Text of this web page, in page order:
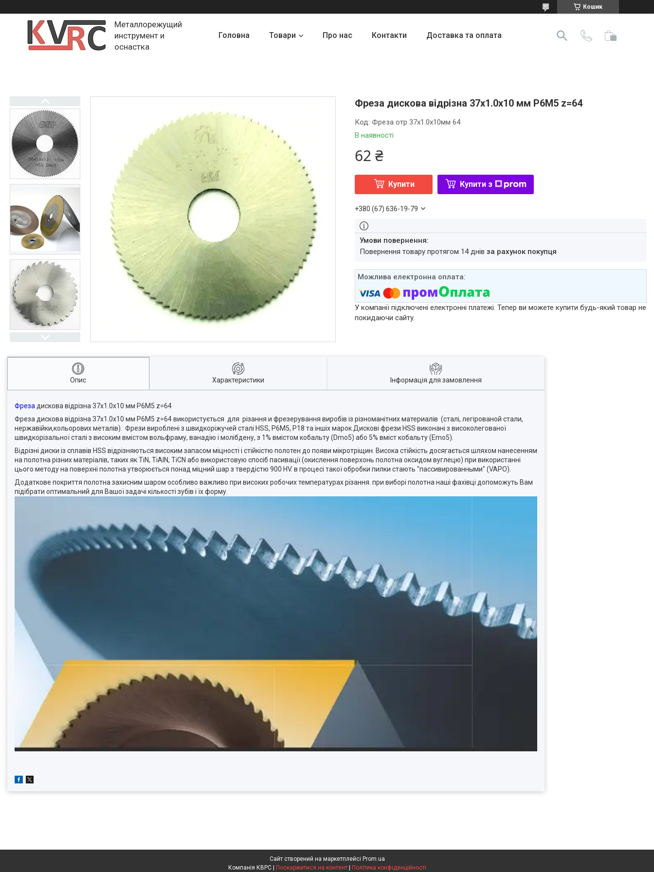
Кошик
Металлорежущий
инструмент и
оснастка
Головна Товари Про нас Контакти Доставка та оплата
Фреза дискова відрізна 37х1.0x10 мм Р6M5 z=64
В наявності
Код:Фреза отр 37х1.0x10мм 64
62 ₴
Купити Купити з
+380 (67) 636-19-79
повернення товару протягом 14 днівза рахунок покупця
У компанії підключені електронні платежі. Тепер ви можете купити будь-який товар не
покидаючи сайту.
Опис Характеристики Інформація для замовлення
Фреза дискова відрізна 37х1.0x10 мм Р6M5 z=64
Фреза дискова відрізна 37х1.0x10 мм Р6M5 z=64 використується для різання и фрезерування виробів із різноманітних материалів (сталі, легірованой стали,
нержавійки,кольорових металів). Фрези вироблені з швидкоріжучей сталі HSS, Р6М5, Р18 та іншіх марок.Дискові фрези HSS виконані з високолегованої
швидкорізальної сталі з високим вмістом вольфраму, ванадію і молібдену, з 1% вмістом кобальту (Dmo5) або 5% вміст кобальту (Emo5).
Відрізні диски із сплавів HSS відрізняються високим запасом міцності і стійкістю полотен до появи мікротріщин. Висока стійкість досягається шляхом нанесенням
на полотна різних матеріалів, таких як TiN, TiAlN, TiCN або використовую спосіб пасивації (окислення поверхонь полотна оксидом вуглецю) при використанні
цього методу на поверхні полотна утворюється понад міцний шар з твердістю 900 HV. в процесі такої обробки пилки стають "пассивированными" (VAPO).
Додаткове покриття полотна захисним шаром особливо важливо при високих робочих температурах різання. при виборі полотна наші фахівці допоможуть Вам
підібрати оптимальний для Вашої задачі кількості зубів і їх форму.
Сайт створений на маркетплейсі Prom.ua
Компанія КВРС | Поскаржитися на контент | Політика конфіденційності